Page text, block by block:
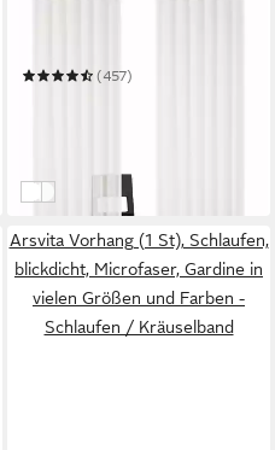
(457)
in 1-2 Werktagen bei dir
Arsvita Vorhang (1 St), Schlaufen,
blickdicht, Microfaser, Gardine in
vielen Größen und Farben -
Schlaufen / Kräuselband